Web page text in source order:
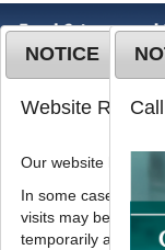
MENU
Korean J. Food
29( 2):254-262
pISSN: 1738-
DOI:https://
NOTICE
Website
Our website has
In some cases,
visits may be
temporarily appear